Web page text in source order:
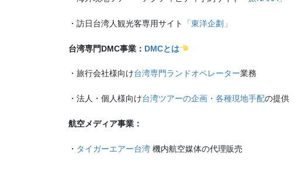
・訪日台湾人観光客専用サイト 「東洋企劃」
台湾専門DMC事業： DMCとは
・旅行会社様向け台湾専門ランドオペレーター業務
・法人・個人様向け台湾ツアーの企画・各種現地手配の提供
航空メディア事業：
・ タイガーエアー台湾 機内航空媒体の代理販売